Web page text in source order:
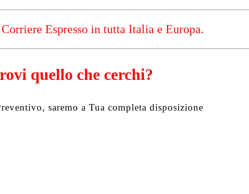
Espresso in tutta Italia e Europa.
quello che cerchi?
saremo a Tua completa disposizione